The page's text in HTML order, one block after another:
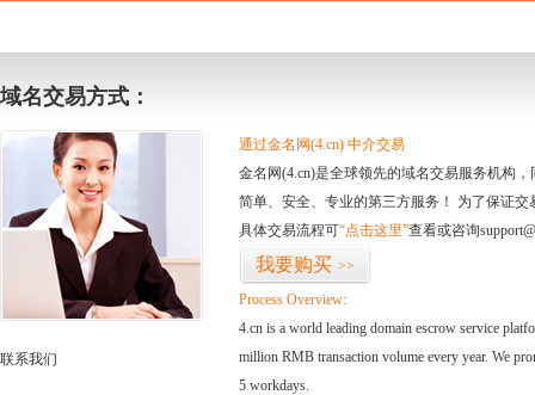
域名交易方式：
联系我们
通过金名网(4.cn) 中介交易
金名网(4.cn)是全球领先的域名交易服务机构
简单、安全、专业的第三方服务！ 为了保证
具体交易流程可“点击这里”查看或咨询
我要购买 >>
Process Overview:
4.cn is a world leading domain escrow service
million RMB transaction volume every year. We
5 workdays.